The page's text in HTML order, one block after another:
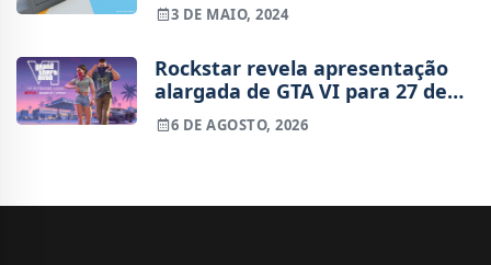
3 DE MAIO, 2024
Rockstar revela apresentação
alargada de GTA VI para 27 de
agosto
6 DE AGOSTO, 2026